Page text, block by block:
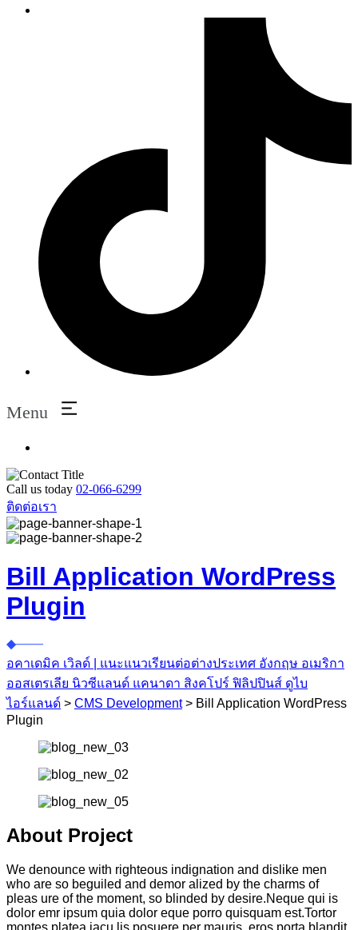
Menu
Call us today 02-066-6299
ติดต่อเรา
Bill Application WordPress
Plugin
อคาเดมิค เวิลด์ | แนะแนวเรียนต่อต่างประเทศ อังกฤษ อเมริกา
ออสเตรเลีย นิวซีแลนด์ แคนาดา สิงคโปร์ ฟิลิปปินส์ ดูไบ
ไอร์แลนด์ > CMS Development> Bill Application WordPress
Plugin
About Project
We denounce with righteous indignation and dislike men
who are so beguiled and demor alized by the charms of
pleas ure of the moment, so blinded by desire.Neque qui is
dolor emr ipsum quia dolor eque porro quisquam est.Tortor